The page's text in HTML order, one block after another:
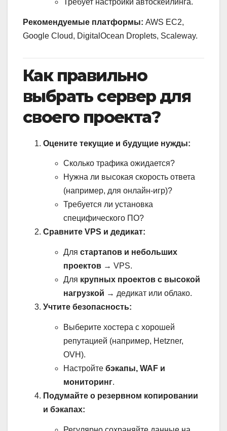
Требует настройки автоскейлинга.
Рекомендуемые платформы: AWS EC2,
Google Cloud, DigitalOcean Droplets, Scaleway.
Как правильно
выбрать сервер для
своего проекта?
Оцените текущие и будущие нужды:
Сколько трафика ожидается?
Нужна ли высокая скорость ответа
(например, для онлайн-игр)?
Требуется ли установка
специфического ПО?
Сравните VPS и дедикат:
Для стартапов и небольших
проектов → VPS.
Для крупных проектов с высокой
нагрузкой → дедикат или облако.
Учтите безопасность:
Выберите хостера с хорошей
репутацией (например, Hetzner,
OVH).
Настройте бэкапы, WAF и
мониторинг.
Подумайте о резервном копировании
и бэкапах: